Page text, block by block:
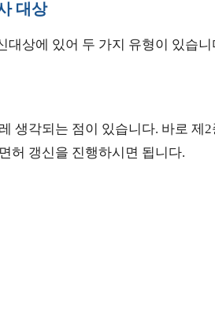
대상
대상에 있어 두 가지 유형이 있습
생각되는 점이 있습니다. 바로
허 갱신을 진행하시면 됩니다.